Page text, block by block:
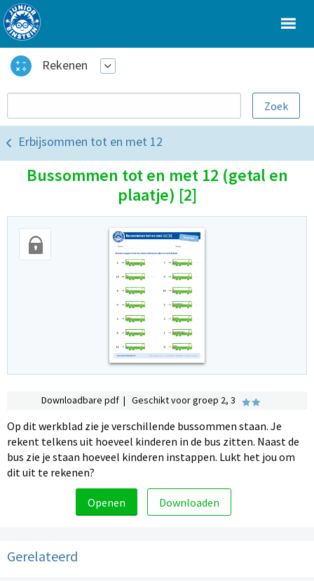
Rekenen
Erbijsommen tot en met 12
Bussommen tot en met 12 (getal en
plaatje) [2]
Downloadbare pdf | Geschikt voor groep 2, 3
Op dit werkblad zie je verschillende bussommen staan. Je
rekent telkens uit hoeveel kinderen in de bus zitten. Naast de
bus zie je staan hoeveel kinderen instappen. Lukt het jou om
dit uit te rekenen?
Openen Downloaden
Gerelateerd